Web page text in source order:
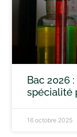
Bac 2026
spécialité
16 octobre 2025